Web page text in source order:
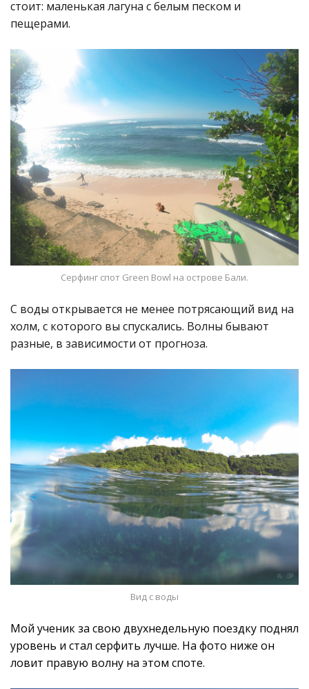
стоит: маленькая лагуна с белым песком и
пещерами.
Серфинг спот Green Bowl на острове Бали.
С воды открывается не менее потрясающий вид на
холм, с которого вы спускались. Волны бывают
разные, в зависимости от прогноза.
Вид с воды
Мой ученик за свою двухнедельную поездку поднял
уровень и стал серфить лучше. На фото ниже он
ловит правую волну на этом споте.